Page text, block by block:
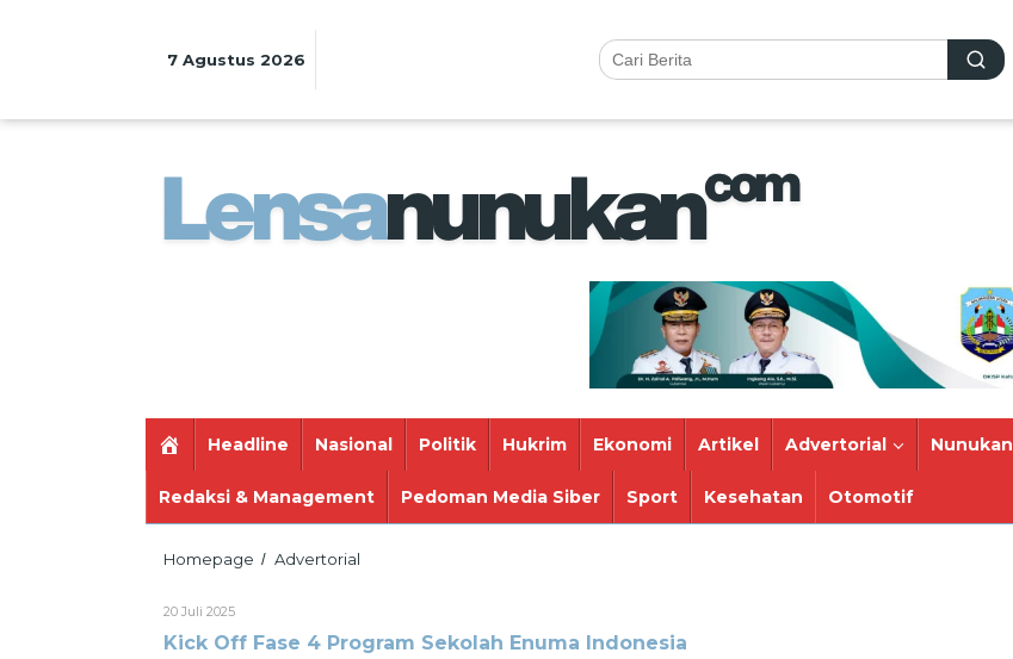
7 Agustus 2026
Headline Nasional Politik Hukrim Ekonomi Artikel Advertorial Nunukan
Redaksi & Management Pedoman Media Siber Sport Kesehatan Otomotif
Homepage / Advertorial
Kick
20 Juli 2025Oleh
Kick Off Fase 4 Program Sekolah Enuma Indonesia